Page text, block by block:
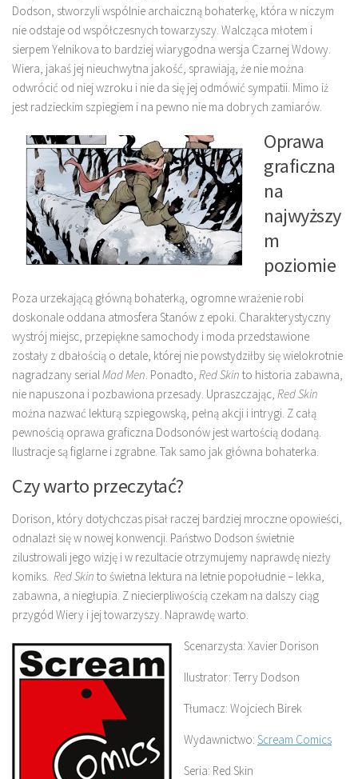
Dodson, stworzyli wspólnie archaiczną bohaterkę, która w niczym
nie odstaje od współczesnych towarzyszy. Walcząca młotem i
sierpem Yelnikova to bardziej wiarygodna wersja Czarnej Wdowy.
Wiera, jakaś jej nieuchwytna jakość, sprawiają, że nie można
odwrócić od niej wzroku i nie da się jej odmówić sympatii. Mimo iż
jest radzieckim szpiegiem i na pewno nie ma dobrych zamiarów.
Oprawa
graficzna
na
najwyższy
m
poziomie
Poza urzekającą główną bohaterką, ogromne wrażenie robi
doskonale oddana atmosfera Stanów z epoki. Charakterystyczny
wystrój miejsc, przepiękne samochody i moda przedstawione
zostały z dbałością o detale, której nie powstydziłby się wielokrotnie
nagradzany serialMad Men. Ponadto, Red Skin to historia zabawna,
nie napuszona i pozbawiona przesady. Upraszczając, Red Skin
można nazwać lekturą szpiegowską, pełną akcji i intrygi. Z całą
pewnością oprawa graficzna Dodsonów jest wartością dodaną.
Ilustracje są figlarne i zgrabne. Tak samo jak główna bohaterka.
Czy warto przeczytać?
Dorison, który dotychczas pisał raczej bardziej mroczne opowieści,
odnalazł się w nowej konwencji. Państwo Dodson świetnie
zilustrowali jego wizję i w rezultacie otrzymujemy naprawdę niezły
komiks. Red Skin to świetna lektura na letnie popołudnie – lekka,
zabawna, a niegłupia. Z niecierpliwością czekam na dalszy ciąg
przygód Wiery i jej towarzyszy. Naprawdę warto.
Scenarzysta: Xavier Dorison
Ilustrator: Terry Dodson
Tłumacz: Wojciech Birek
Wydawnictwo: Scream Comics
Seria: Red Skin